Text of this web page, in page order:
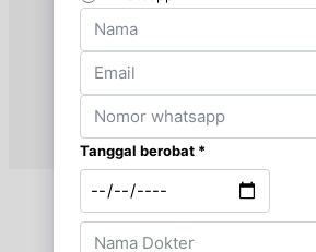
Kamis, 03/09/2026
Jam 14:00 - 16:00